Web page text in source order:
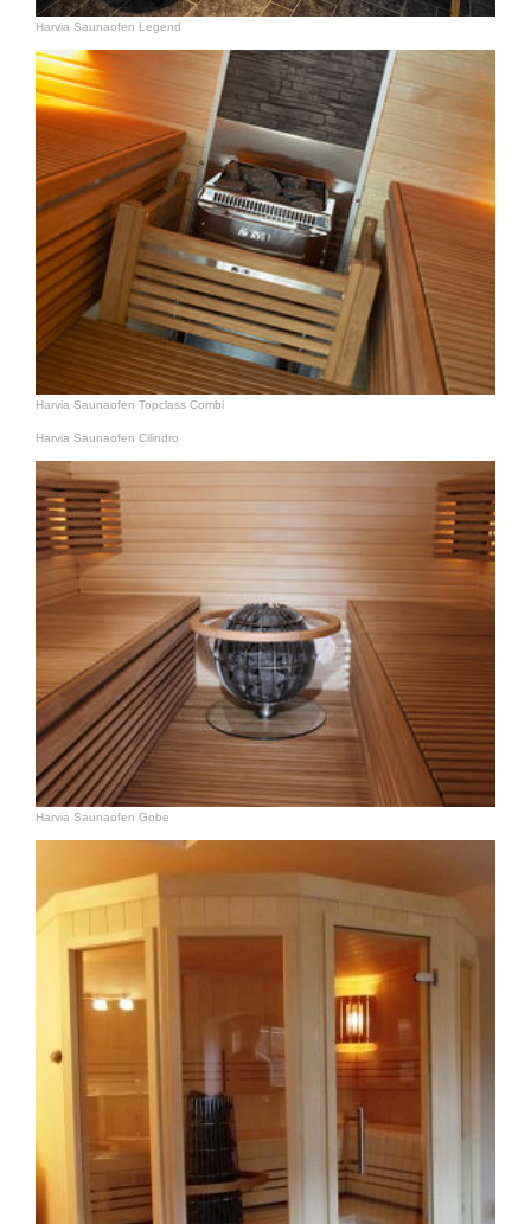
Harvia Saunaofen Legend
Harvia Saunaofen Topclass Combi
Harvia Saunaofen Cilindro
Harvia Saunaofen Gobe